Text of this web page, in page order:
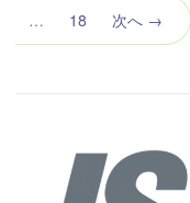
… 18 次へ →